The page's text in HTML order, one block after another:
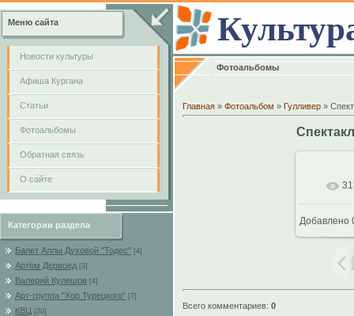
Меню сайта
Новости культуры
Афиша Кургана
Cтатьи
Фотоальбомы
Обратная связь
О сайте
Категории раздела
Балет Аллы Духовой "Тодес" [4]
Артём Дервоед [3]
Валерий Кулешов [4]
Арт-группа "Хор Турецкого" [7]
КВЦ [20]
Фотоальбомы
Главная » Фотоальбом » Гулливер »
В
Добавлено
Всего комментариев: 0